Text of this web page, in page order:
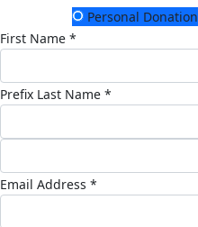
Personal Donation
First Name *
Prefix Last Name *
Email Address *